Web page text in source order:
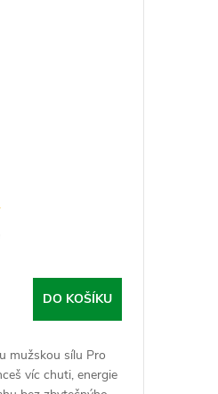
DO KOŠÍKU
mužskou sílu Pro
víc chuti, energie